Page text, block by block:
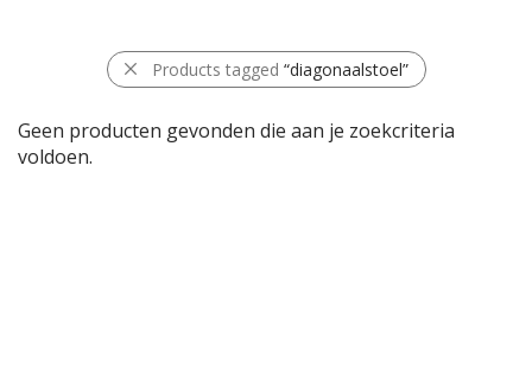
Products tagged “diagonaalstoel”
Geen producten gevonden die aan je zoekcriteria
voldoen.